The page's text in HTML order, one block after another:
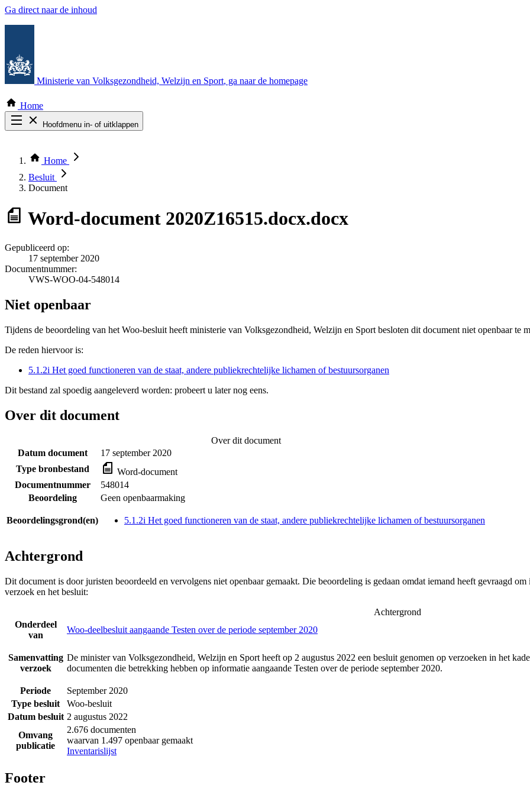
Ga direct naar de inhoud
Ministerie van Volksgezondheid, Welzijn en Sport, ga naar de homepage
Home
Hoofdmenu in- of uitklappen
Thema COVID-19
Bekijk per bestuursorgaan
Home
Besluit
Document
Word-document 2020Z16515.docx.docx
Gepubliceerd op:
17 september 2020
Documentnummer:
VWS-WOO-04-548014
Niet openbaar
Tijdens de beoordeling van het Woo-besluit heeft ministerie van Volksgezondheid, Welzijn en Sport besloten dit document niet openbaar te
De reden hiervoor is:
5.1.2i Het goed functioneren van de staat, andere publiekrechtelijke lichamen of bestuursorganen
Dit bestand zal spoedig aangeleverd worden: probeert u later nog eens.
Over dit document
Over dit document
Datum document
17 september 2020
Type bronbestand
Word-document
Documentnummer
548014
Beoordeling
Geen openbaarmaking
Beoordelingsgrond(en) 5.1.2i Het goed functioneren van de staat, andere publiekrechtelijke lichamen of bestuursorganen
Achtergrond
Dit document is door juristen beoordeeld en vervolgens niet openbaar gemaakt. Die beoordeling is gedaan omdat iemand heeft gevraagd
verzoek en het besluit:
Achtergrond
Onderdeel
van
Woo-deelbesluit aangaande Testen over de periode september 2020
Samenvatting
verzoek
De minister van Volksgezondheid, Welzijn en Sport heeft op 2 augustus 2022 een besluit genomen op verzoeken in het
documenten die betrekking hebben op informatie aangaande Testen over de periode september 2020.
Periode
September 2020
Type besluit
Woo-besluit
Datum besluit 2 augustus 2022
Omvang
publicatie
2.676 documenten
waarvan 1.497 openbaar gemaakt
Inventarislijst
Footer